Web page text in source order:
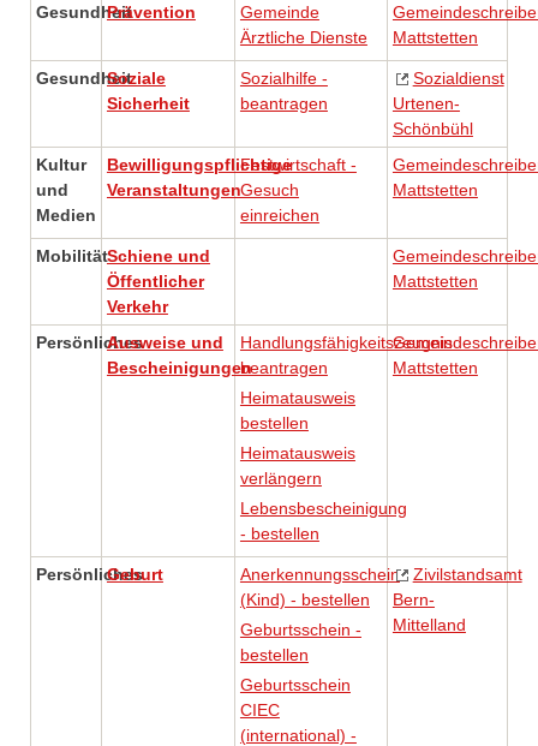
GesundheitPrävention
Gemeinde
Ärztliche Dienste
Mattstetten
GesundheitSoziale
Sicherheit
Sozialhilfe -
beantragen
Sozialdienst
Urtenen-
Schönbühl
Kultur
und
Medien
Bewilligungspflichtige
Veranstaltungen
Festwirtschaft -
Gesuch
einreichen
Mattstetten
MobilitätSchiene und
Öffentlicher
Verkehr
Mattstetten
PersönlichesAusweise und
Bescheinigungen
Handlungsfähigkeitszeugnis
beantragen
Heimatausweis
bestellen
Heimatausweis
verlängern
Lebensbescheinigung
- bestellen
Mattstetten
Persönliches
Geburt
Anerkennungsschein
(Kind) - bestellen
Geburtsschein -
bestellen
Geburtsschein
CIEC
(international) -
Zivilstandsamt
Bern-
Mittelland